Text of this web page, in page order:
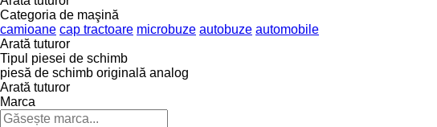
Categoria de maşină
camioane cap tractoare microbuze autobuze automobile
Arată tuturor
Tipul piesei de schimb
piesă de schimb originală analog
Arată tuturor
Marca